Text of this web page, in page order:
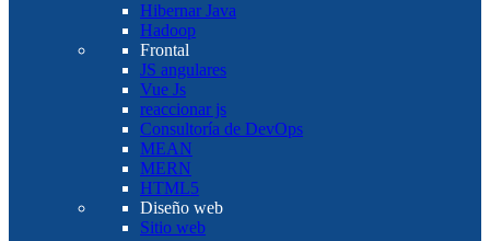
Hibernar Java
Hadoop
Frontal
JS angulares
Vue Js
reaccionar js
Consultoría de DevOps
MEAN
MERN
HTML5
Diseño web
Sitio web